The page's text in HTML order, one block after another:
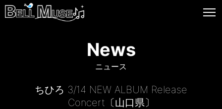
News
ニュース
ちひろ 3/14 NEW ALBUM Release
Concert〔山口県〕